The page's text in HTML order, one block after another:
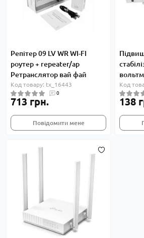
Репітер 09 LV WR WI-FI
роутер + repeater/ap
Ретранслятор вай фай
Код товару: tx_16443
0
713 грн.
Повідомити мене
Код
138